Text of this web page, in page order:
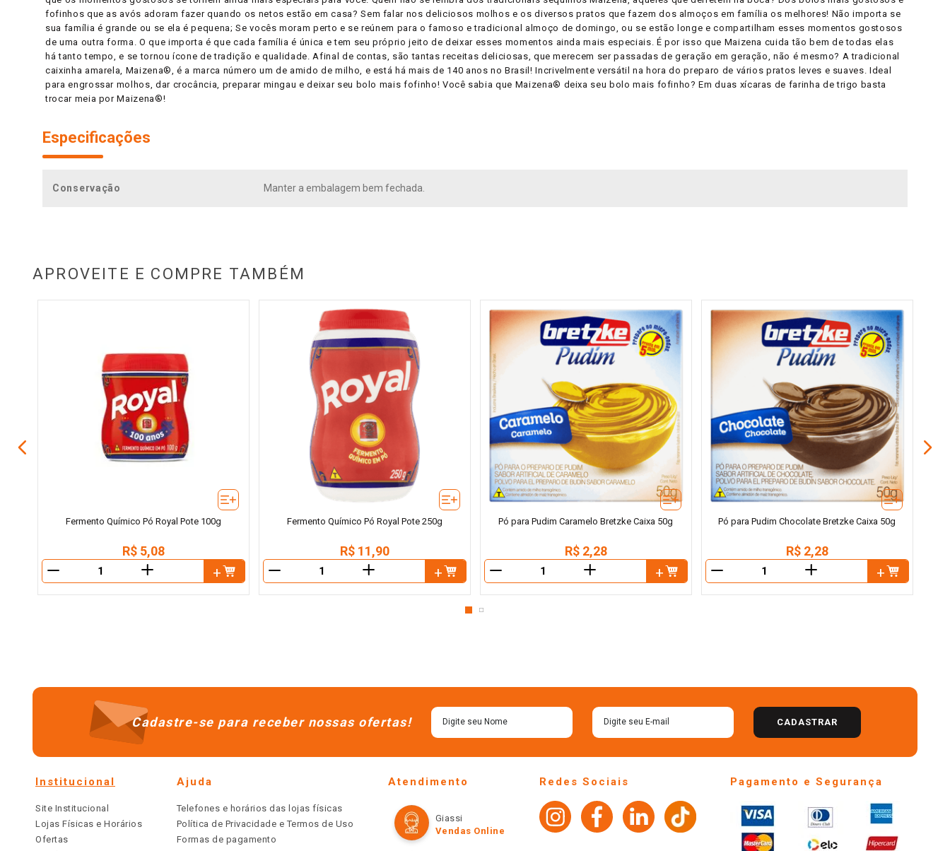
fofinhos que as avós adoram fazer quando os netos estão em casa? Sem falar nos deliciosos molhos e os diversos pratos que fazem dos almoços em família os melhores! Não importa se
sua família é grande ou se ela é pequena; Se vocês moram perto e se reúnem para o famoso e tradicional almoço de domingo, ou se estão longe e compartilham esses momentos gostosos
de uma outra forma. O que importa é que cada família é única e tem seu próprio jeito de deixar esses momentos ainda mais especiais. É por isso que Maizena cuida tão bem de todas elas
há tanto tempo, e se tornou ícone de tradição e qualidade. Afinal de contas, são tantas receitas deliciosas, que merecem ser passadas de geração em geração, não é mesmo? A tradicional
caixinha amarela, Maizena®, é a marca número um de amido de milho, e está há mais de 140 anos no Brasil! Incrivelmente versátil na hora do preparo de vários pratos leves e suaves. Ideal
para engrossar molhos, dar crocância, preparar mingau e deixar seu bolo mais fofinho! Você sabia que Maizena® deixa seu bolo mais fofinho? Em duas xícaras de farinha de trigo basta
trocar meia por Maizena®!
Especificações
Conservação Manter a embalagem bem fechada.
APROVEITE E COMPRE TAMBÉM
Fermento Químico Pó Royal Pote 100g
R$ 5,08
＋
Fermento Químico Pó Royal Pote 250g
R$ 11,90
＋
Pó para Pudim Caramelo Bretzke Caixa 50g
R$ 2,28
＋
Pó para Pudim Chocolate Bretzke Caixa 50g
R$ 2,28
＋
Cadastre-se para receber nossas ofertas! CADASTRAR
Institucional
Site Institucional
Lojas Físicas e Horários
Ofertas
Ajuda
Telefones e horários das lojas físicas
Política de Privacidade e Termos de Uso
Formas de pagamento
Atendimento
Giassi
Vendas Online
Redes Sociais Pagamento e Segurança